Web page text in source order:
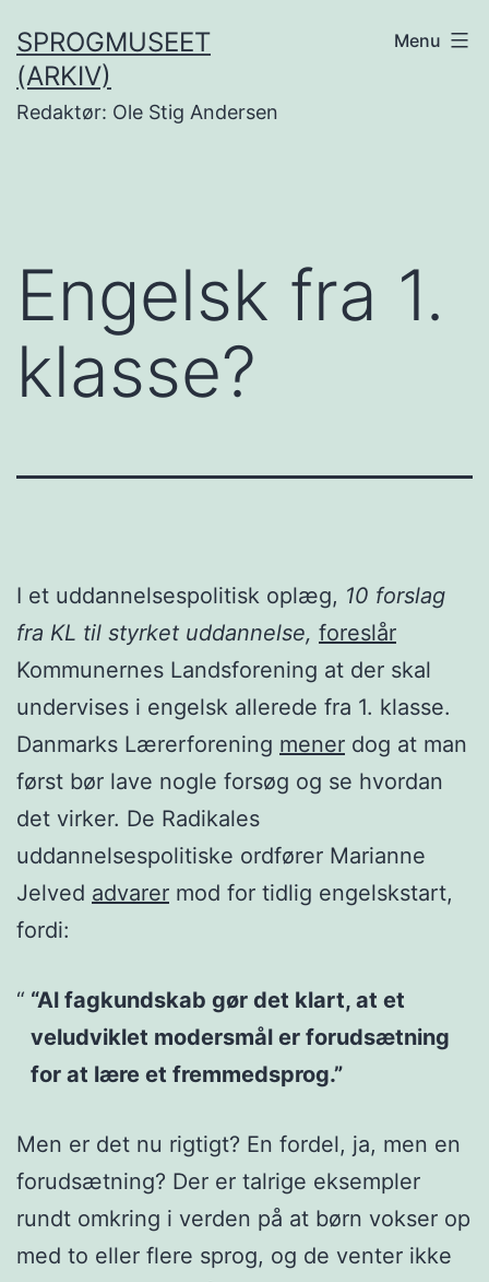
til
indhold
SPROGMUSEET
(ARKIV)
Redaktør: Ole Stig Andersen
Menu
Engelsk fra 1.
klasse?
I et uddannelsespolitisk oplæg, 10 forslag
fra KL til styrket uddannelse, foreslår
Kommunernes Landsforening at der skal
undervises i engelsk allerede fra 1. klasse.
Danmarks Lærerforening mener dog at man
først bør lave nogle forsøg og se hvordan
det virker. De Radikales
uddannelsespolitiske ordfører Marianne
Jelved advarer mod for tidlig engelskstart,
fordi:
“Al fagkundskab gør det klart, at et
veludviklet modersmål er forudsætning
for at lære et fremmedsprog.”
Men er det nu rigtigt? En fordel, ja, men en
forudsætning? Der er talrige eksempler
rundt omkring i verden på at børn vokser op
med to eller flere sprog, og de venter ikke